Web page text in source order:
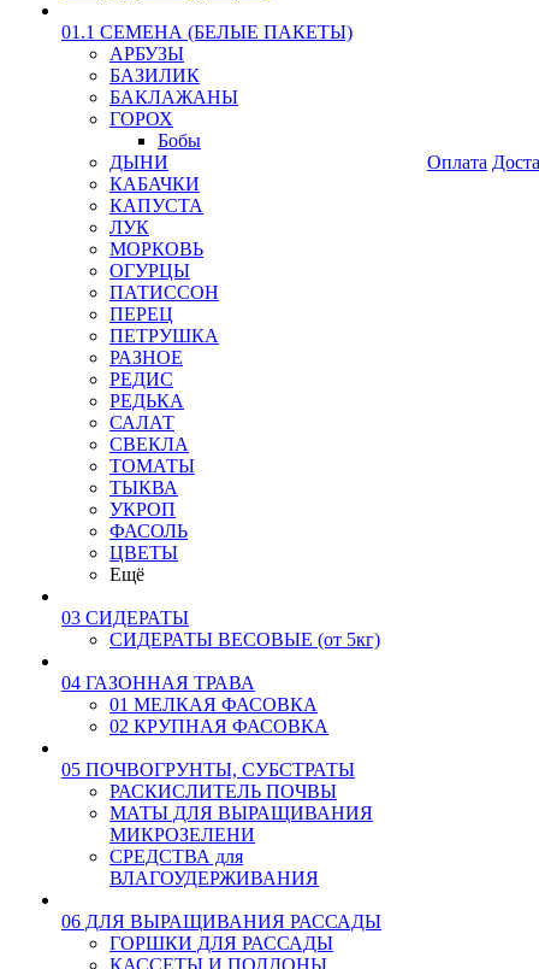
01.1 СЕМЕНА (БЕЛЫЕ ПАКЕТЫ)
АРБУЗЫ
БАЗИЛИК
БАКЛАЖАНЫ
ГОРОХ
Бобы
ДЫНИ
КАБАЧКИ
КАПУСТА
ЛУК
МОРКОВЬ
ОГУРЦЫ
ПАТИССОН
ПЕРЕЦ
ПЕТРУШКА
РАЗНОЕ
РЕДИС
РЕДЬКА
САЛАТ
СВЕКЛА
ТОМАТЫ
ТЫКВА
УКРОП
ФАСОЛЬ
ЦВЕТЫ
Ещё
03 СИДЕРАТЫ
СИДЕРАТЫ ВЕСОВЫЕ (от 5кг)
04 ГАЗОННАЯ ТРАВА
01 МЕЛКАЯ ФАСОВКА
02 КРУПНАЯ ФАСОВКА
05 ПОЧВОГРУНТЫ, СУБСТРАТЫ
РАСКИСЛИТЕЛЬ ПОЧВЫ
МАТЫ ДЛЯ ВЫРАЩИВАНИЯ
МИКРОЗЕЛЕНИ
СРЕДСТВА для
ВЛАГОУДЕРЖИВАНИЯ
06 ДЛЯ ВЫРАЩИВАНИЯ РАССАДЫ
ГОРШКИ ДЛЯ РАССАДЫ
КАССЕТЫ И ПОДДОНЫ
Оплата